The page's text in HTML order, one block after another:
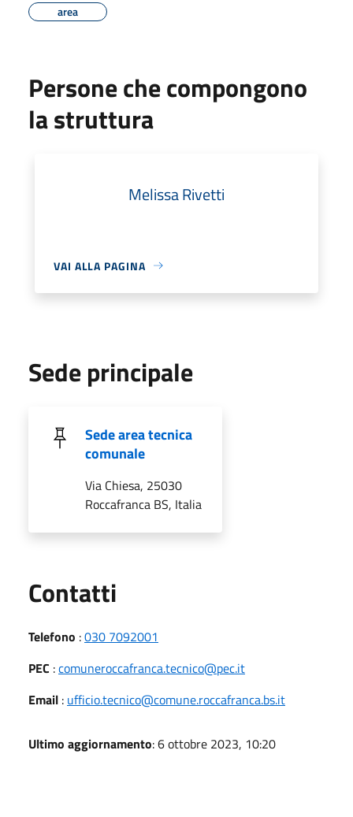
area
Persone che compongono
la struttura
Melissa Rivetti
VAI ALLA PAGINA
Sede principale
Sede area tecnica
comunale
Via Chiesa, 25030
Roccafranca BS, Italia
Contatti
Telefono :030 7092001
PEC :comuneroccafranca.tecnico@pec.it
Email : ufficio.tecnico@comune.roccafranca.bs.it
Ultimo aggiornamento: 6 ottobre 2023, 10:20